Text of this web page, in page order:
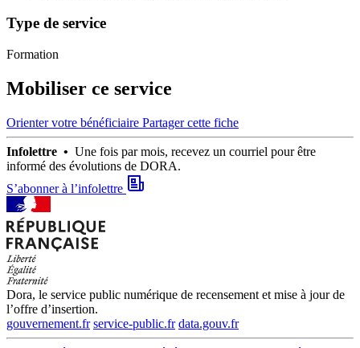
Type de service
Formation
Mobiliser ce service
Orienter votre bénéficiaire Partager cette fiche
Infolettre • Une fois par mois, recevez un courriel pour être
informé des évolutions de DORA.
S’abonner à l’infolettre
Dora, le service public numérique de recensement et mise à jour de
l’offre d’insertion.
gouvernement.fr service-public.fr data.gouv.fr